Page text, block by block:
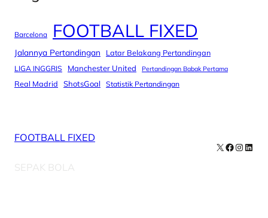
Barcelona FOOTBALL FIXED
Jalannya Pertandingan Latar Belakang Pertandingan
LIGA INGGRIS Manchester United Pertandingan Babak Pertama
Real Madrid ShotsGoal Statistik Pertandingan
FOOTBALL FIXED
SEPAK BOLA
X Facebook